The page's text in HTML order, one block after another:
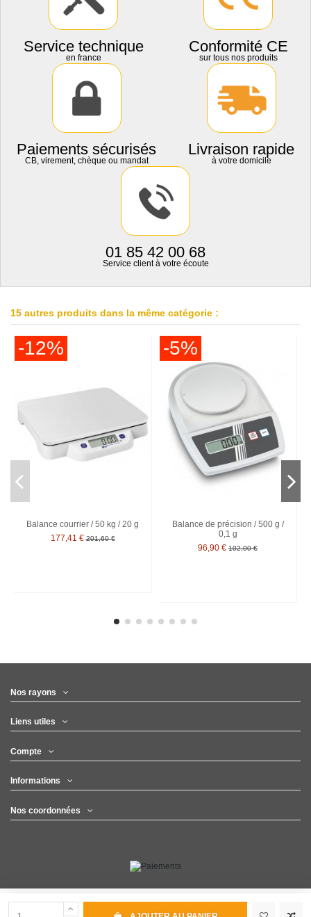
Service technique
en france
Conformité CE
sur tous nos produits
Paiements sécurisés
CB, virement, chèque ou mandat
Livraison rapide
à votre domicile
01 85 42 00 68
Service client à votre écoute
15 autres produits dans la même catégorie :
-12%
Balance courrier / 50 kg / 20 g
177,41 € 201,60 €
-5%
Balance de précision / 500 g /
0,1 g
96,90 € 102,00 €
Nos rayons
Liens utiles
Compte
Informations
Nos coordonnées